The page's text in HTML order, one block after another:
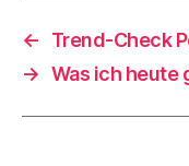
←
Trend-Check
→ Was ich heute